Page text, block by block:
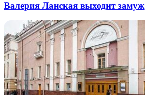
Валерия Ланская выходит замуж